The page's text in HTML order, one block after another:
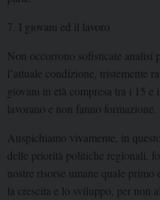
7. I giovani ed il lavoro
Non occorrono sofisticate analisi
l’attuale condizione, tristemente
giovani in età compresa tra i 15
lavorano e non fanno formazione.
Auspichiamo vivamente, in
delle priorità politiche regionali,
nostre risorse umane quale
la crescita e lo sviluppo, per non